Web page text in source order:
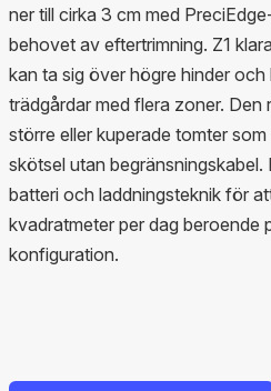
ner till cirka 3 cm med
behovet av eftertrimning. Z1
kan ta sig över högre hinder
trädgårdar med flera zoner. Den
större eller kuperade tomter
skötsel utan begränsningskabel.
batteri och laddningsteknik för
kvadratmeter per dag beroende
konfiguration.